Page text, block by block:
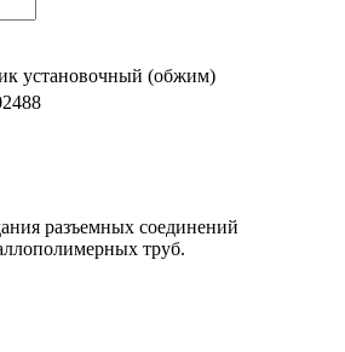
установочный (обжим)
разъемных соединений
труб.